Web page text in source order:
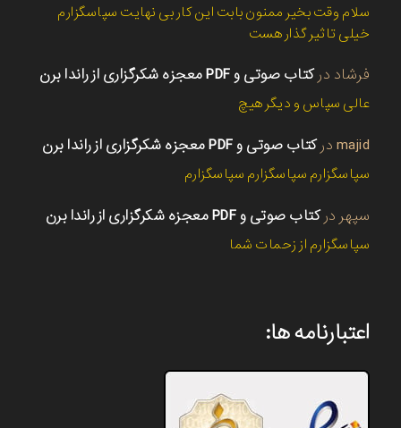
سلام وقت بخیر ممنون بابت این کار بی نهایت سپاسگزارم
خیلی تاثیر گذار هست
فرشاد درکتاب صوتی و PDF معجزه شکرگزاری از راندا برن
عالی سپاس و دیگر هیچ
majid درکتاب صوتی و PDF معجزه شکرگزاری از راندا برن
سپاسگزارم سپاسگزارم سپاسگزارم
سپهر درکتاب صوتی و PDF معجزه شکرگزاری از راندا برن
سپاسگزارم از زحمات شما
اعتبارنامه ها: